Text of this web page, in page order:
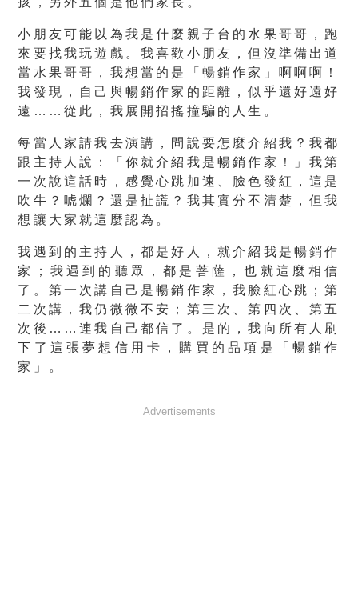
小朋友可能以為我是什麼親子台的水果哥哥，跑
來要找我玩遊戲。我喜歡小朋友，但沒準備出道
當水果哥哥，我想當的是「暢銷作家」啊啊啊！
我發現，自己與暢銷作家的距離，似乎還好遠好
遠……從此，我展開招搖撞騙的人生。
每當人家請我去演講，問說要怎麼介紹我？我都
跟主持人說：「你就介紹我是暢銷作家！」我第
一次說這話時，感覺心跳加速、臉色發紅，這是
吹牛？唬爛？還是扯謊？我其實分不清楚，但我
想讓大家就這麼認為。
我遇到的主持人，都是好人，就介紹我是暢銷作
家；我遇到的聽眾，都是菩薩，也就這麼相信
了。第一次講自己是暢銷作家，我臉紅心跳；第
二次講，我仍微微不安；第三次、第四次、第五
次後……連我自己都信了。是的，我向所有人刷
下了這張夢想信用卡，購買的品項是「暢銷作
家」。
Advertisements